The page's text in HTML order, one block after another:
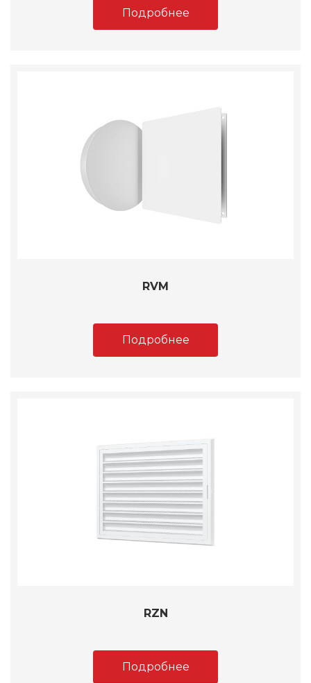
Подробнее
RVM
Подробнее
RZN
Подробнее